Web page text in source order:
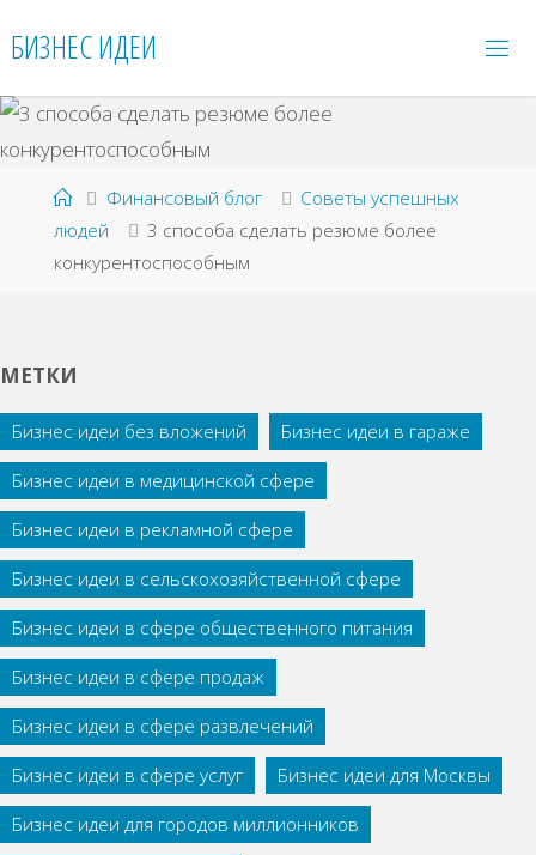
БИЗНЕС ИДЕИ
ГлавнаяФинансовый блог
Советы успешных
людей
3 способа сделать резюме более
конкурентоспособным
МЕТКИ
Бизнес идеи без вложений
Бизнес идеи в гараже
Бизнес идеи в медицинской сфере
Бизнес идеи в рекламной сфере
Бизнес идеи в сельскохозяйственной сфере
Бизнес идеи в сфере общественного питания
Бизнес идеи в сфере продаж
Бизнес идеи в сфере развлечений
Бизнес идеи в сфере услуг
Бизнес идеи для Москвы
Бизнес идеи для городов миллионников